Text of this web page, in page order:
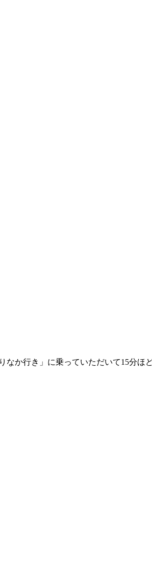
か行き」に乗っていただいて15分ほ